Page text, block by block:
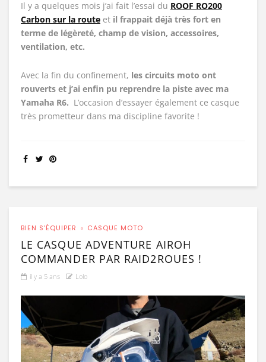
Il y a quelques mois j’ai fait l’essai du ROOF RO200
Carbon sur la route et il frappait déjà très fort en
terme de légèreté, champ de vision, accessoires,
ventilation, etc.
Avec la fin du confinement, les circuits moto ont
rouverts et j’ai enfin pu reprendre la piste avec ma
Yamaha R6. L’occasion d’essayer également ce casque
très prometteur dans ma discipline favorite !
BIEN S'ÉQUIPER CASQUE MOTO
LE CASQUE ADVENTURE AIROH
COMMANDER PAR RAID2ROUES !
il y a 5 ans Lolo